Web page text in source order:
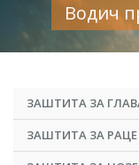
Водич
ЗАШТИТА ЗА
ЗАШТИТА ЗА РАЦЕ